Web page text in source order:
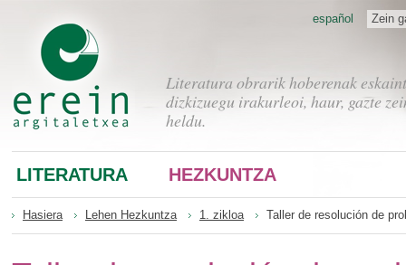
Literatura obrarik hoberenak
dizkizuegu irakurleoi, haur, gazte
heldu.
Zein
español
LITERATURA HEZKUNTZA
Hasiera Lehen Hezkuntza 1. zikloa Taller de resolución de